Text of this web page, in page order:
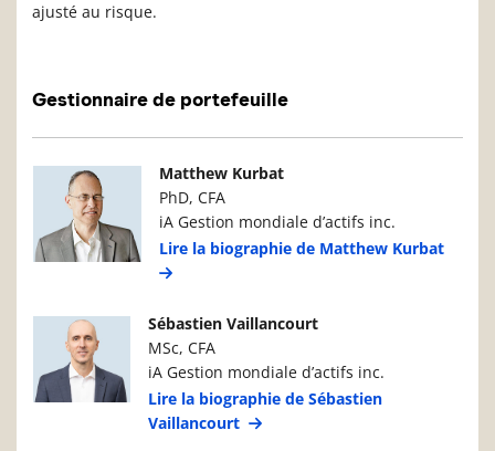
ajusté au risque.
Gestionnaire de portefeuille
Photo du gestionnaire de portefeuille
Matthew Kurbat
PhD, CFA
iA Gestion mondiale d’actifs inc.
Lire la biographie de Matthew Kurbat
Photo du gestionnaire de portefeuille
Sébastien Vaillancourt
MSc, CFA
iA Gestion mondiale d’actifs inc.
Lire la biographie de Sébastien
Vaillancourt